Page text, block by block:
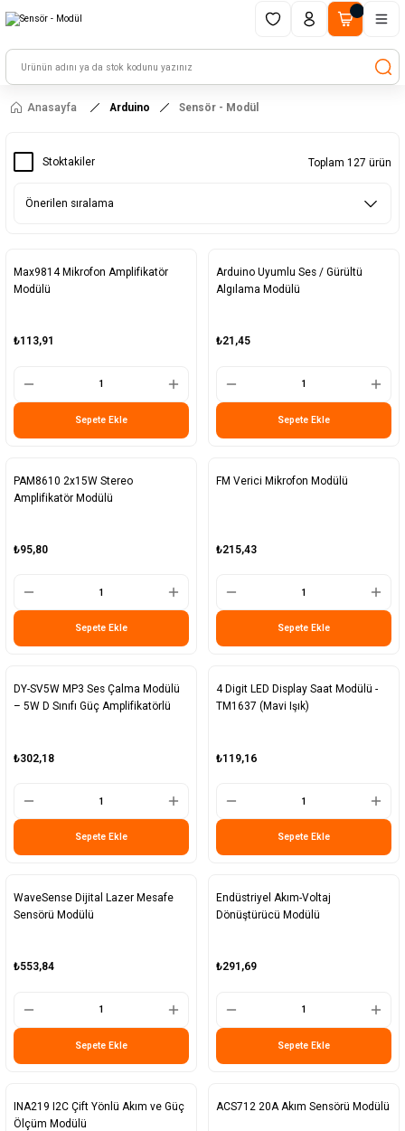
HAYAL ET - TASARLA - ÇALIŞTIR
Anasayfa Arduino Sensör - Modül
Stoktakiler Toplam 127 ürün
Max9814 Mikrofon Amplifikatör
Modülü
₺113,91
Sepete Ekle
Arduino Uyumlu Ses / Gürültü
Algılama Modülü
₺21,45
Sepete Ekle
PAM8610 2x15W Stereo
Amplifikatör Modülü
₺95,80
Sepete Ekle
FM Verici Mikrofon Modülü
₺215,43
Sepete Ekle
DY-SV5W MP3 Ses Çalma Modülü
– 5W D Sınıfı Güç Amplifikatörlü
₺302,18
Sepete Ekle
4 Digit LED Display Saat Modülü -
TM1637 (Mavi Işık)
₺119,16
Sepete Ekle
WaveSense Dijital Lazer Mesafe
Sensörü Modülü
₺553,84
Sepete Ekle
Endüstriyel Akım-Voltaj
Dönüştürücü Modülü
₺291,69
Sepete Ekle
INA219 I2C Çift Yönlü Akım ve Güç
Ölçüm Modülü
ACS712 20A Akım Sensörü Modülü